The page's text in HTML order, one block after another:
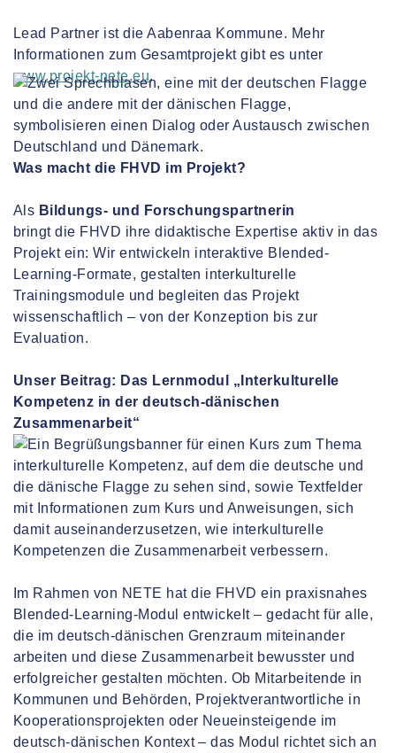
Lead Partner ist die Aabenraa Kommune. Mehr
Informationen zum Gesamtprojekt gibt es unter
www.projekt-nete.eu.
Was macht die FHVD im Projekt?
Als Bildungs- und Forschungspartnerin
bringt die FHVD ihre didaktische Expertise aktiv in das
Projekt ein: Wir entwickeln interaktive Blended-
Learning-Formate, gestalten interkulturelle
Trainingsmodule und begleiten das Projekt
wissenschaftlich – von der Konzeption bis zur
Evaluation.
Unser Beitrag: Das Lernmodul „Interkulturelle
Kompetenz in der deutsch-dänischen
Zusammenarbeit“
Im Rahmen von NETE hat die FHVD ein praxisnahes
Blended-Learning-Modul entwickelt – gedacht für alle,
die im deutsch-dänischen Grenzraum miteinander
arbeiten und diese Zusammenarbeit bewusster und
erfolgreicher gestalten möchten. Ob Mitarbeitende in
Kommunen und Behörden, Projektverantwortliche in
Kooperationsprojekten oder Neueinsteigende im
deutsch-dänischen Kontext – das Modul richtet sich an